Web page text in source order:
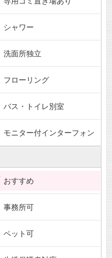
シャワー
洗面所独立
フローリング
バス・トイレ別室
モニター付インターフォン
おすすめ
事務所可
ペット可